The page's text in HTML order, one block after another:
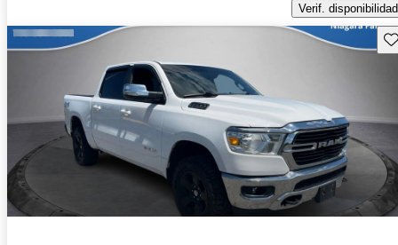
Verif. disponibilidad